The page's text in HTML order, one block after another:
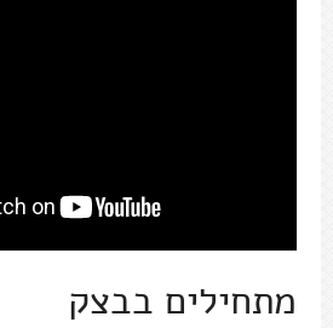
מתחילים בבצק